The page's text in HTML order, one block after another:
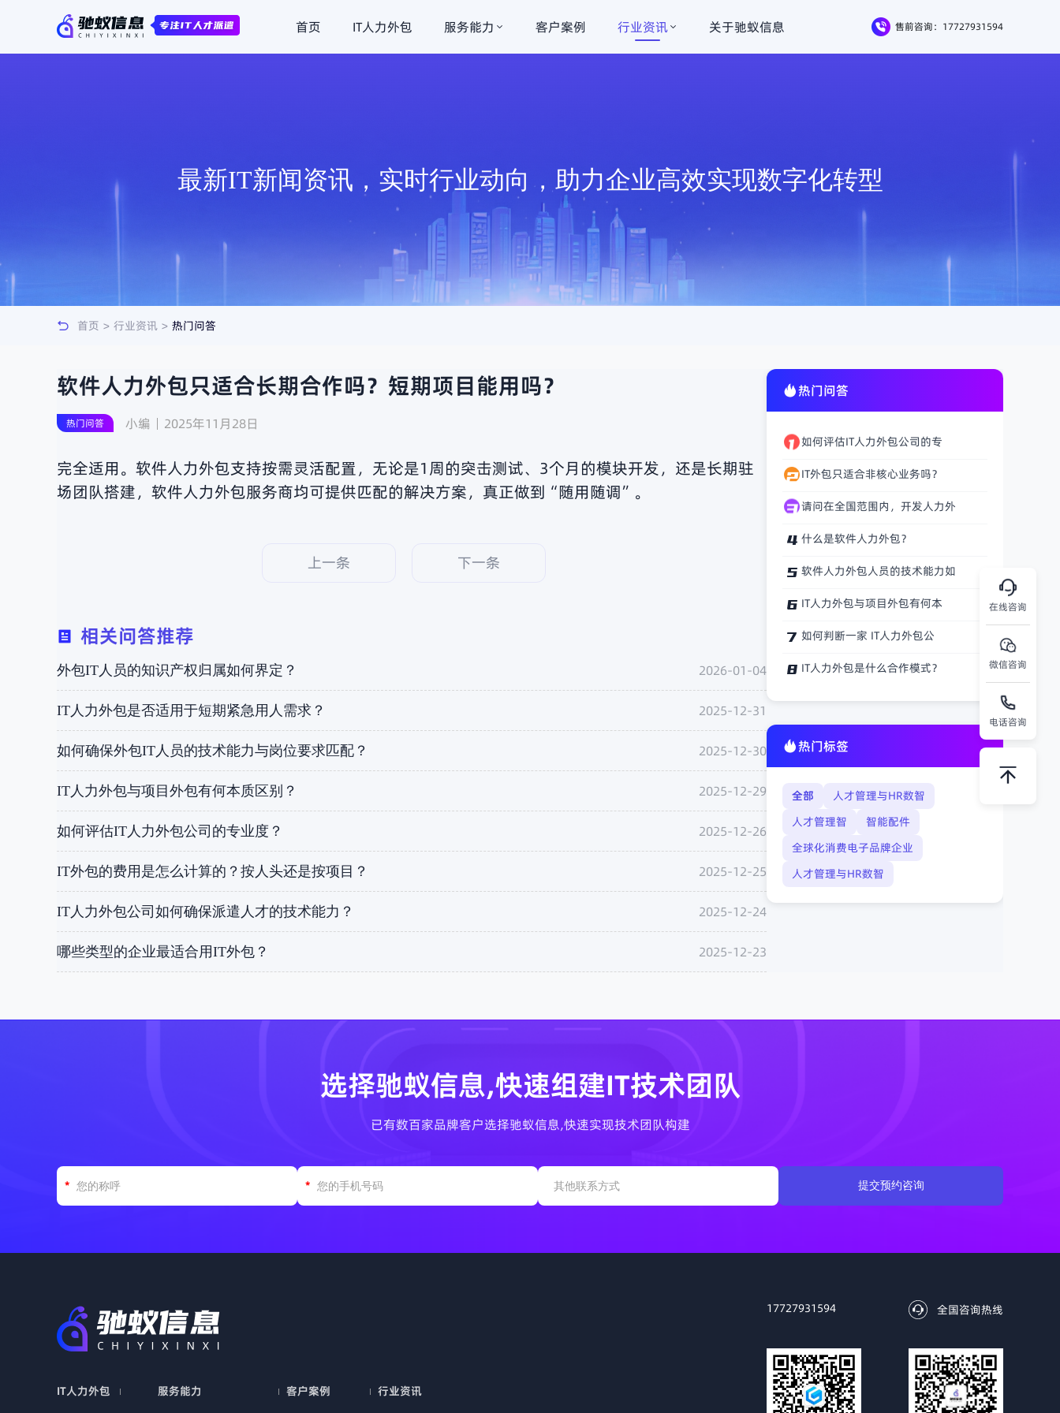
首页 IT人力外包 服务能力 客户案例 行业资讯 关于驰蚁信息 售前咨询：17727931594
最新IT新闻资讯，实时行业动向，助力企业高效实现数字化转型
首页 > 行业资讯 > 热门问答
软件人力外包只适合长期合作吗？短期项目能用吗？
热门问答 小编 2025年11月28日
完全适用。软件人力外包支持按需灵活配置，无论是1周的突击测试、3个月的模块开发，还是长期驻
场团队搭建，软件人力外包服务商均可提供匹配的解决方案，真正做到“随用随调”。
上一条 下一条
相关问答推荐
外包IT人员的知识产权归属如何界定？ 2026-01-04
IT人力外包是否适用于短期紧急用人需求？ 2025-12-31
如何确保外包IT人员的技术能力与岗位要求匹配？ 2025-12-30
IT人力外包与项目外包有何本质区别？ 2025-12-29
如何评估IT人力外包公司的专业度？ 2025-12-26
IT外包的费用是怎么计算的？按人头还是按项目？ 2025-12-25
IT人力外包公司如何确保派遣人才的技术能力？ 2025-12-24
哪些类型的企业最适合用IT外包？ 2025-12-23
热门问答
如何评估IT人力外包公司的专
IT外包只适合非核心业务吗？
请问在全国范围内，开发人力外
什么是软件人力外包？
软件人力外包人员的技术能力如
IT人力外包与项目外包有何本
如何判断一家 IT人力外包公
IT人力外包是什么合作模式？
热门标签
全部
人才管理与HR数智
人才管理智
智能配件
全球化消费电子品牌企业
人才管理与HR数智
选择驰蚁信息,快速组建IT技术团队
已有数百家品牌客户选择驰蚁信息,快速实现技术团队构建
提交预约咨询
IT人力外包 服务能力 客户案例 行业资讯
全国咨询热线
17727931594
在线咨询
微信咨询
电话咨询